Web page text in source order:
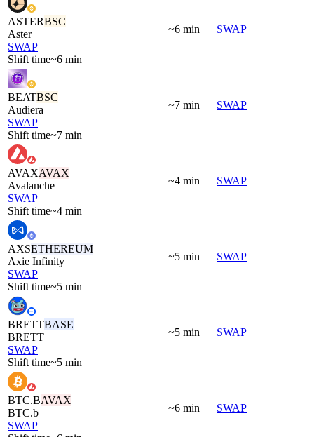
ASTERBSC
Aster
SWAP
Shift time~6 min
~6 min SWAP
BEATBSC
Audiera
SWAP
Shift time~7 min
~7 min SWAP
AVAXAVAX
Avalanche
SWAP
Shift time~4 min
~4 min SWAP
AXSETHEREUM
Axie Infinity
SWAP
Shift time~5 min
~5 min SWAP
BRETTBASE
BRETT
SWAP
Shift time~5 min
~5 min SWAP
BTC.BAVAX
BTC.b
SWAP
~6 min SWAP